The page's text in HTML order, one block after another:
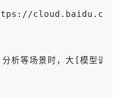
doc/
分析等场景时，大[模型